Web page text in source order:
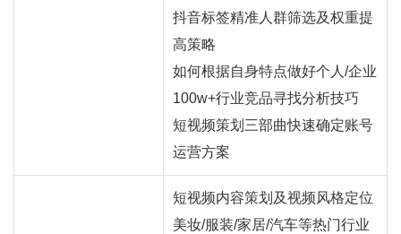
抖音标签精准人群筛选及权重提
高策略
如何根据自身特点做好个人/企业
100w+行业竞品寻找分析技巧
短视频策划三部曲快速确定账号
运营方案
短视频内容策划及视频风格定位
美妆/服装/家居/汽车等热门行业